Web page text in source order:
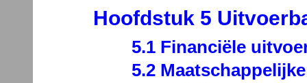
Hoofdstuk 5
5.1 Financiële
5.2